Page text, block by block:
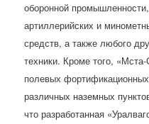
оборонной
артиллерийских и
средств, а также любого
техники. Кроме того,
полевых
различных наземных
что разработанная